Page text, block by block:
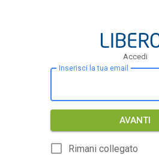
Accedi
Inserisci la tua email
AVANTI
Rimani collegato